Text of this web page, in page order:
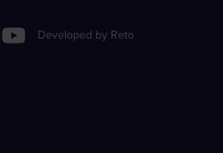
Developed by Reto